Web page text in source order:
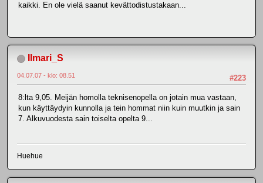
kaikki. En ole vielä saanut kevättodistustakaan...
Ilmari_S
#223
04.07.07 - klo: 08.51
8:lta 9,05. Meijän homolla teknisenopella on jotain mua vastaan,
kun käyttäydyin kunnolla ja tein hommat niin kuin muutkin ja sain
7. Alkuvuodesta sain toiselta opelta 9...
Huehue